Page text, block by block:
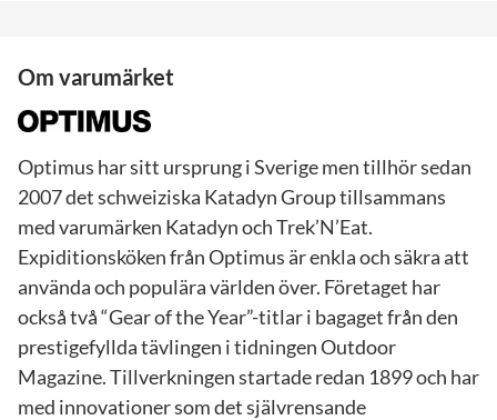
Om varumärket
Optimus har sitt ursprung i Sverige men tillhör sedan
2007 det schweiziska Katadyn Group tillsammans
med varumärken Katadyn och Trek’N’Eat.
Expiditionsköken från Optimus är enkla och säkra att
använda och populära världen över. Företaget har
också två “Gear of the Year”-titlar i bagaget från den
prestigefyllda tävlingen i tidningen Outdoor
Magazine. Tillverkningen startade redan 1899 och har
med innovationer som det självrensande